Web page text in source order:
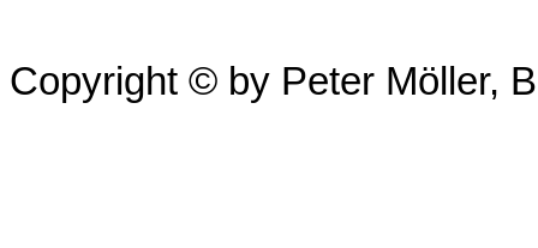
Copyright © by Peter Möller,